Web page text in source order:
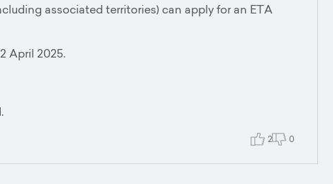
associated territories) can apply for an ETA
April 2025.
2 0